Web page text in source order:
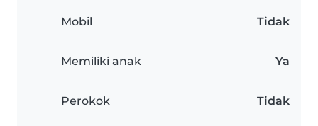
Mobil Tidak
Memiliki anak Ya
Perokok Tidak